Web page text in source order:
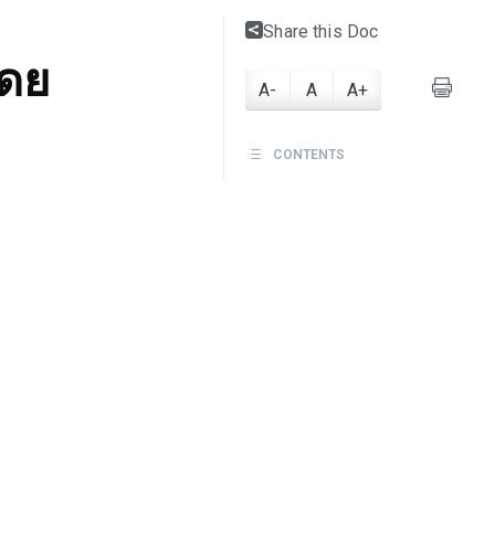
ย
Share this Doc
A- A A+
CONTENTS